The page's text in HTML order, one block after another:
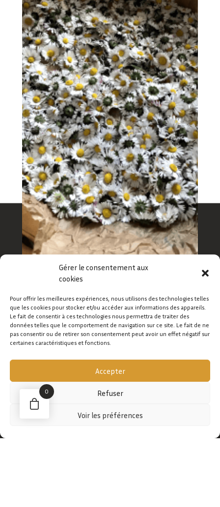
Gérer le consentement aux
cookies
Pour offrir les meilleures expériences, nous utilisons des technologies telles
que les cookies pour stocker et/ou accéder aux informations des appareils.
Le fait de consentir à ces technologies nous permettra de traiter des
données telles que le comportement de navigation sur ce site. Le fait de ne
pas consentir ou de retirer son consentement peut avoir un effet négatif sur
certaines caractéristiques et fonctions.
Accepter
Refuser
Voir les préférences
BESOIN DE NOUS
CONTACTER ?
CONTACTER
0